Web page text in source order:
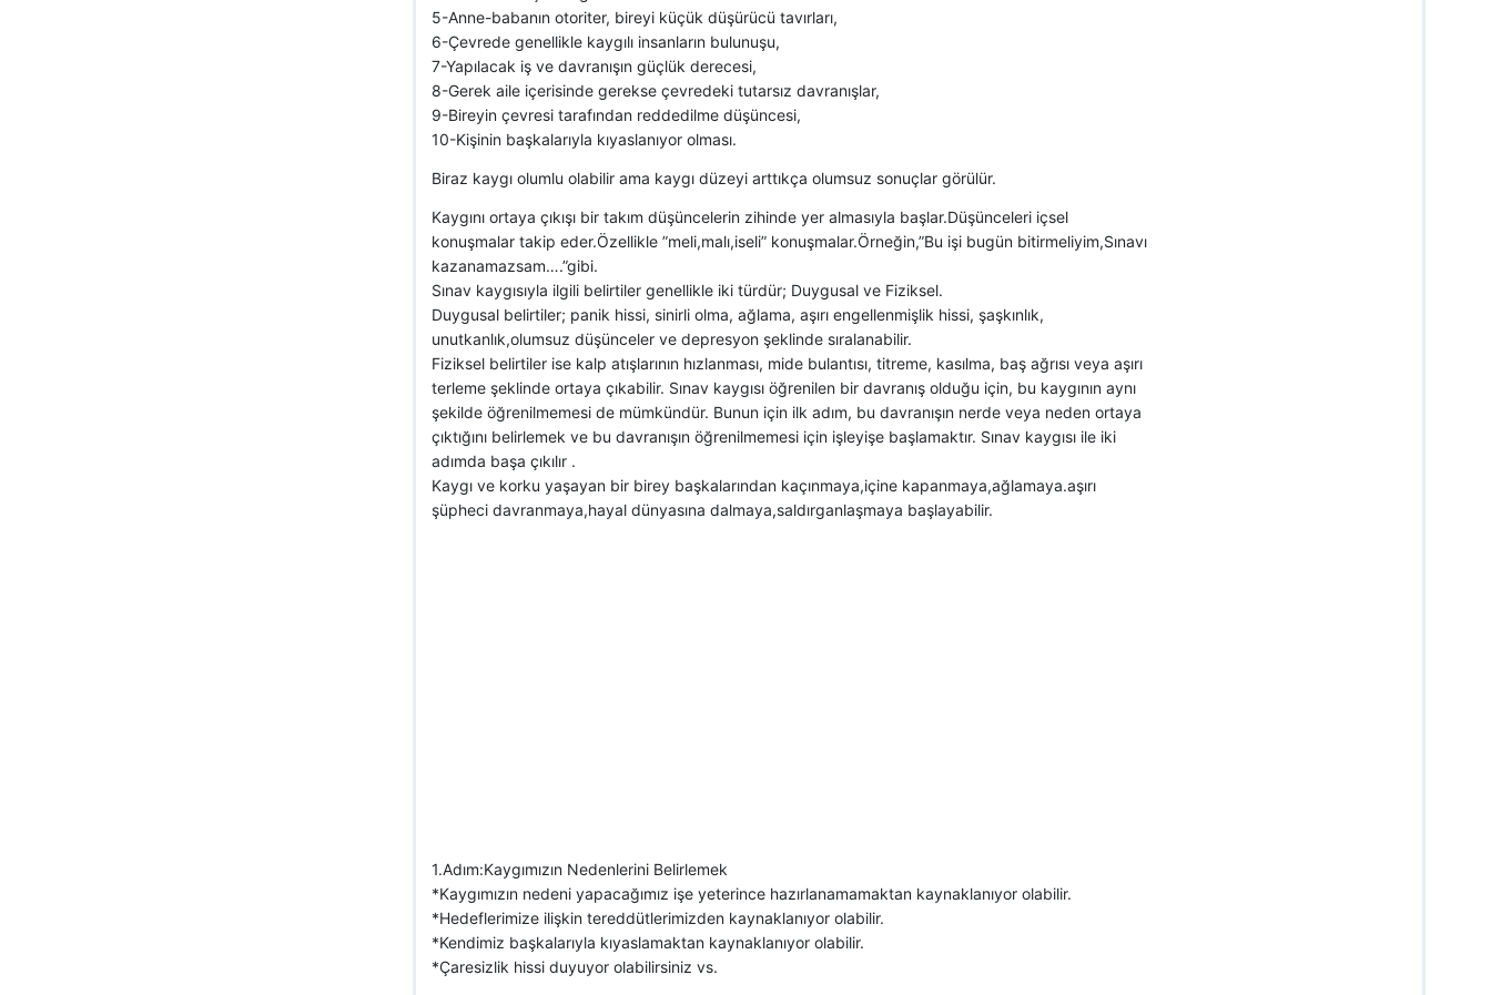
5-Anne-babanın otoriter, bireyi küçük düşürücü tavırları,
6-Çevrede genellikle kaygılı insanların bulunuşu,
7-Yapılacak iş ve davranışın güçlük derecesi,
8-Gerek aile içerisinde gerekse çevredeki tutarsız davranışlar,
9-Bireyin çevresi tarafından reddedilme düşüncesi,
10-Kişinin başkalarıyla kıyaslanıyor olması.
Biraz kaygı olumlu olabilir ama kaygı düzeyi arttıkça olumsuz sonuçlar görülür.
Kaygını ortaya çıkışı bir takım düşüncelerin zihinde yer almasıyla başlar.Düşünceleri içsel
konuşmalar takip eder.Özellikle ”meli,malı,iseli” konuşmalar.Örneğin,”Bu işi bugün bitirmeliyim,Sınavı
kazanamazsam….”gibi.
Sınav kaygısıyla ilgili belirtiler genellikle iki türdür; Duygusal ve Fiziksel.
Duygusal belirtiler; panik hissi, sinirli olma, ağlama, aşırı engellenmişlik hissi, şaşkınlık,
unutkanlık,olumsuz düşünceler ve depresyon şeklinde sıralanabilir.
Fiziksel belirtiler ise kalp atışlarının hızlanması, mide bulantısı, titreme, kasılma, baş ağrısı veya aşırı
terleme şeklinde ortaya çıkabilir. Sınav kaygısı öğrenilen bir davranış olduğu için, bu kaygının aynı
şekilde öğrenilmemesi de mümkündür. Bunun için ilk adım, bu davranışın nerde veya neden ortaya
çıktığını belirlemek ve bu davranışın öğrenilmemesi için işleyişe başlamaktır. Sınav kaygısı ile iki
adımda başa çıkılır .
Kaygı ve korku yaşayan bir birey başkalarından kaçınmaya,içine kapanmaya,ağlamaya.aşırı
şüpheci davranmaya,hayal dünyasına dalmaya,saldırganlaşmaya başlayabilir.
1.Adım:Kaygımızın Nedenlerini Belirlemek
*Kaygımızın nedeni yapacağımız işe yeterince hazırlanamamaktan kaynaklanıyor olabilir.
*Hedeflerimize ilişkin tereddütlerimizden kaynaklanıyor olabilir.
*Kendimiz başkalarıyla kıyaslamaktan kaynaklanıyor olabilir.
*Çaresizlik hissi duyuyor olabilirsiniz vs.